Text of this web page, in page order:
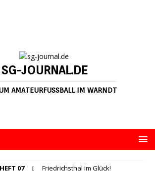
SG-JOURNAL.DE
AMATEURFUSSBALL IM WARNDT
HEFT 07 Friedrichsthal im Glück!